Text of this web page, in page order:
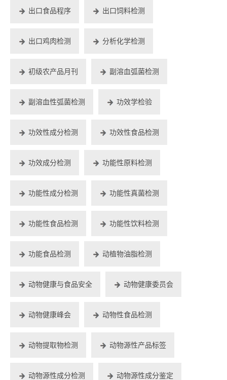
出口食品程序 出口饲料检测
出口鸡肉检测 分析化学检测
初级农产品月刊 副溶血弧菌检测
副溶血性弧菌检测 功效学检验
功效性成分检测 功效性食品检测
功效成分检测 功能性原料检测
功能性成分检测 功能性真菌检测
功能性食品检测 功能性饮料检测
功能食品检测 动植物油脂检测
动物健康与食品安全 动物健康委员会
动物健康峰会 动物性食品检测
动物提取物检测 动物源性产品标签
动物源性成分检测 动物源性成分鉴定